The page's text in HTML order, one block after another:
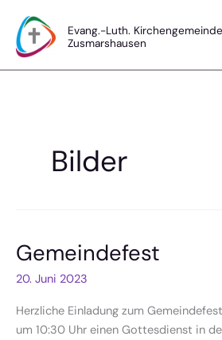
Inhalt
springen
Evang.-Luth. Kirchengemeinde
Zusmarshausen
Bilder
Gemeindefest
20. Juni 2023
Herzliche Einladung zum
um 10:30 Uhr einen Gottesdienst in